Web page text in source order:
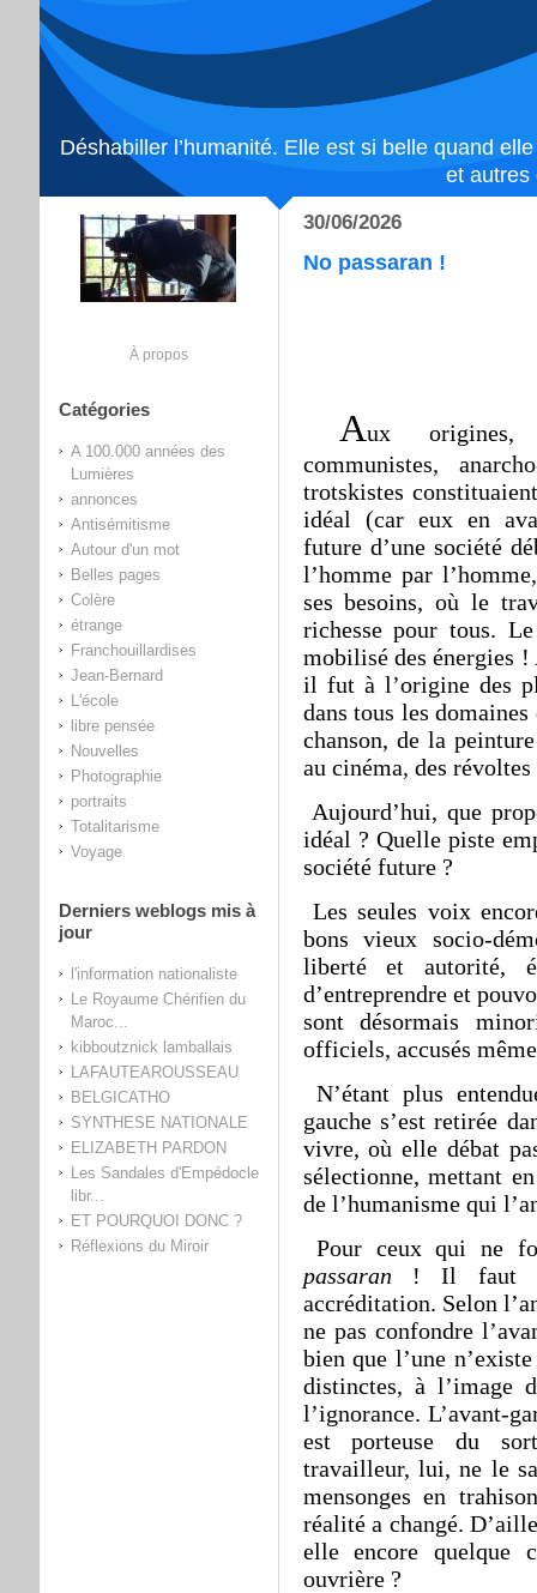
Déshabiller l’humanité. Elle est si belle quand
et autres
À propos
Catégories
A 100.000 années des
Lumières
annonces
Antisémitisme
Autour d'un mot
Belles pages
Colère
étrange
Franchouillardises
Jean-Bernard
L'école
libre pensée
Nouvelles
Photographie
portraits
Totalitarisme
Voyage
Derniers weblogs mis à
jour
l'information nationaliste
Le Royaume Chérifien du
Maroc...
kibboutznick lamballais
LAFAUTEAROUSSEAU
BELGICATHO
SYNTHESE NATIONALE
ELIZABETH PARDON
Les Sandales d'Empédocle
libr...
ET POURQUOI DONC ?
Réflexions du Miroir
30/06/2026
No passaran !
Aux origines,
communistes,
trotskistes
idéal (car eux en
future d’une société
l’homme par
ses besoins, où le
richesse pour tous.
mobilisé des énergies
il fut à l’origine des
dans tous les
chanson, de la
au cinéma, des
Aujourd’hui, que
idéal ? Quelle piste
société future ?
Les seules voix
bons vieux socio-
liberté et autorité,
d’entreprendre et
sont désormais
officiels, accusés
N’étant plus
gauche s’est retirée
vivre, où elle débat
sélectionne, mettant
de l’humanisme qui
Pour ceux qui ne
passaran ! Il faut
accréditation. Selon
ne pas confondre
bien que l’une
distinctes, à l’image
l’ignorance. L’avant-
est porteuse du
travailleur, lui, ne le
mensonges en
réalité a changé.
elle encore quelque
ouvrière ?